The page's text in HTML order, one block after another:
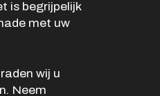
- 17:00
12:15 en
is begrijpelijk
met uw
wij u
Neem